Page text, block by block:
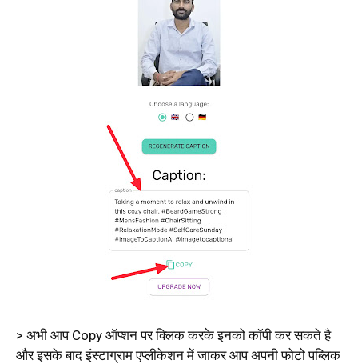
> अभी आप Copy ऑप्शन पर क्लिक करके इनको कॉपी कर सकते है
और इसके बाद इंस्टाग्राम एप्लीकेशन में जाकर आप अपनी फोटो पब्लिक